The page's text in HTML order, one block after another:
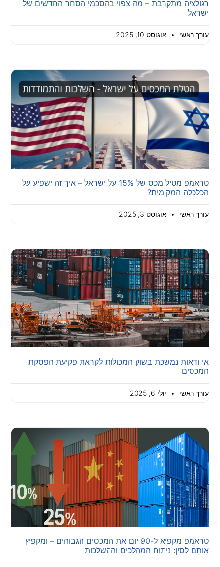
רגולציה מתקרבת – מה צפוי בהסכמי הסחר החדשים של
ישראל
עורך ראשי אוגוסט 10, 2025
טראמפ מטיל מכס של 15% על ישראל – איך זה ישפיע על
הכלכלה המקומית?
עורך ראשי אוגוסט 3, 2025
אי ודאות נמשכת בשוק המכולות לקראת פקיעת הפסקת
המכסים
עורך ראשי יולי 6, 2025
טראמפ מקפיא ל-90 יום את המכסים הגבוהים – ומקפיץ
אותם לסין: ניתוח המהלכים וההשלכות